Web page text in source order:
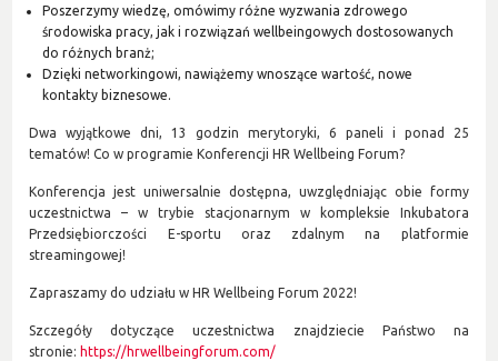
Poszerzymy wiedzę, omówimy różne wyzwania zdrowego
środowiska pracy, jak i rozwiązań wellbeingowych dostosowanych
do różnych branż;
Dzięki networkingowi, nawiążemy wnoszące wartość, nowe
kontakty biznesowe.
Dwa wyjątkowe dni, 13 godzin merytoryki, 6 paneli i ponad 25
tematów! Co w programie Konferencji HR Wellbeing Forum?
Konferencja jest uniwersalnie dostępna, uwzględniając obie formy
uczestnictwa – w trybie stacjonarnym w kompleksie Inkubatora
Przedsiębiorczości E-sportu oraz zdalnym na platformie
streamingowej!
Zapraszamy do udziału w HR Wellbeing Forum 2022!
Szczegóły dotyczące uczestnictwa znajdziecie Państwo na
stronie: https://hrwellbeingforum.com/